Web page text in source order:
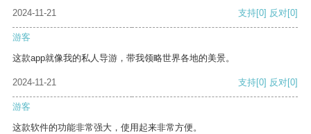
2024-11-21
支持[0] 反对[0]
游客
这款app就像我的私人导游，带我领略世界各地的美景。
2024-11-21 支持[0] 反对[0]
游客
这款软件的功能非常强大，使用起来非常方便。